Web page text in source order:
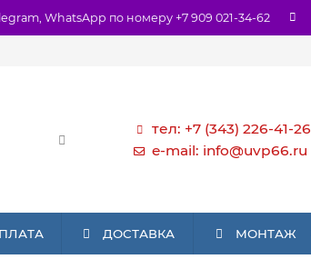
WhatsApp по номеру +7 909 021-34-62
тел: +7 (343) 226-41-26
e-mail: info@uvp66.ru
ДОСТАВКА МОНТАЖ